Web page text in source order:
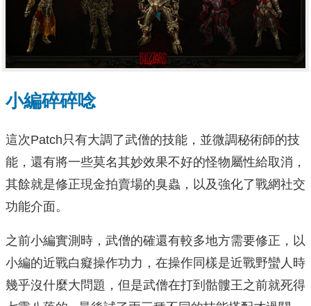
小編碎碎唸
這次Patch只有大調了武僧的技能，並微調秘術師的技
能，還有將一些莫名其妙效果不好的怪物屬性給取消，
其餘就是修正現金拍賣場的臭蟲，以及強化了戰網社交
功能介面。
之前小編實測時，武僧的確還有較多地方需要修正，以
小編的近戰白癡操作功力，在操作同樣是近戰野蠻人時
幾乎沒什麼大問題，但是武僧在打到骷髏王之前就死得